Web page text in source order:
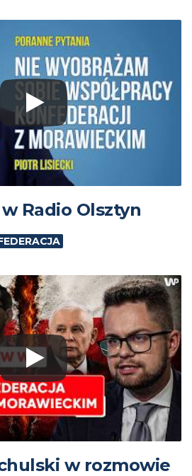
Radio Olsztyn
w rozmowie